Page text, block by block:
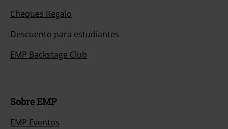
Cheques Regalo
Descuento para estudiantes
EMP Backstage Club
Sobre EMP
EMP Eventos